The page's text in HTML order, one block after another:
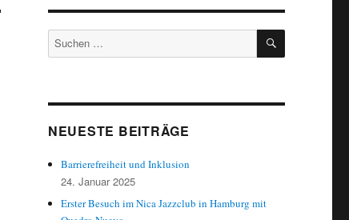
Suchen
nach:
SUCHEN
NEUESTE BEITRÄGE
Barrierefreiheit und Inklusion
24. Januar 2025
Erster Besuch im Nica Jazzclub in Hamburg mit